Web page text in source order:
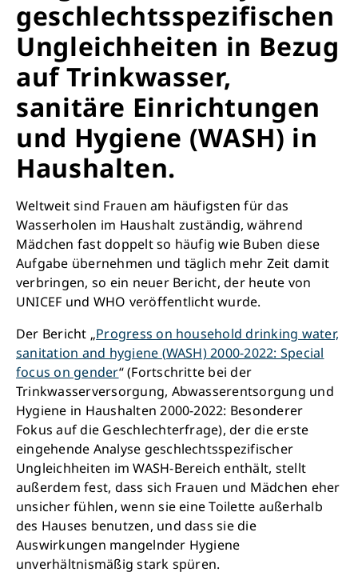
geschlechtsspezifischen
Ungleichheiten in Bezug
auf Trinkwasser,
sanitäre Einrichtungen
und Hygiene (WASH) in
Haushalten.
Weltweit sind Frauen am häufigsten für das
Wasserholen im Haushalt zuständig, während
Mädchen fast doppelt so häufig wie Buben diese
Aufgabe übernehmen und täglich mehr Zeit damit
verbringen, so ein neuer Bericht, der heute von
UNICEF und WHO veröffentlicht wurde.
Der Bericht „Progress on household drinking water,
sanitation and hygiene (WASH) 2000-2022: Special
focus on gender“ (Fortschritte bei der
Trinkwasserversorgung, Abwasserentsorgung und
Hygiene in Haushalten 2000-2022: Besonderer
Fokus auf die Geschlechterfrage), der die erste
eingehende Analyse geschlechtsspezifischer
Ungleichheiten im WASH-Bereich enthält, stellt
außerdem fest, dass sich Frauen und Mädchen eher
unsicher fühlen, wenn sie eine Toilette außerhalb
des Hauses benutzen, und dass sie die
Auswirkungen mangelnder Hygiene
unverhältnismäßig stark spüren.